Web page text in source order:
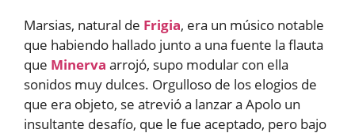
Marsias, natural de Frigia, era un músico notable
que habiendo hallado junto a una fuente la flauta
que Minerva arrojó, supo modular con ella
sonidos muy dulces. Orgulloso de los elogios de
que era objeto, se atrevió a lanzar a Apolo un
insultante desafío, que le fue aceptado, pero bajo